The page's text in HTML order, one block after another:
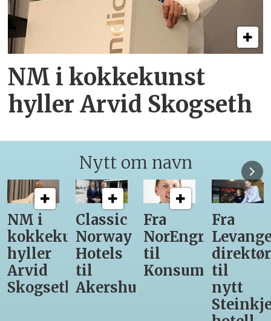
NM i kokkekunst
hyller Arvid Skogseth
Nytt om navn
Classic
Norway
Hotels
til
Akershus
Fra
NorEngros
til
Konsumgruppen
Fra
Levanger-
direktør
til
Steinkjer-
12
får
være
med
Asko